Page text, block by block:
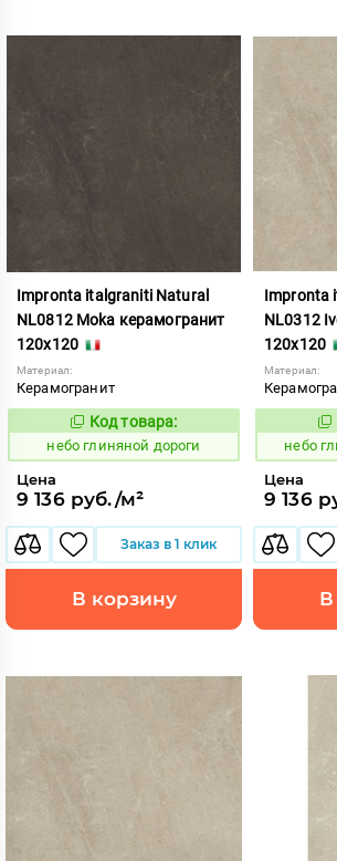
Impronta italgraniti Natural
NL0812 Moka керамогранит
120x120
Материал:
Керамогранит
1111522
Код товара:
небо глиняной дороги
Цена
9 136 руб./м²
Заказ в 1 клик
В корзину
Impronta
NL0312
120x120
Материал:
небо
Цена
9 136
В